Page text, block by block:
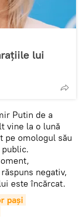
lui
Putin de a
vine la o lună
pe omologul său
negativ,
este încărcat.
pași